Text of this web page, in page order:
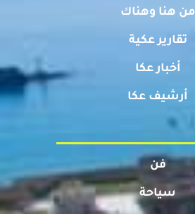
من هنا وهناك
تقارير عكية
أخبار عكا
أرشيف عكا
فن
سياحة